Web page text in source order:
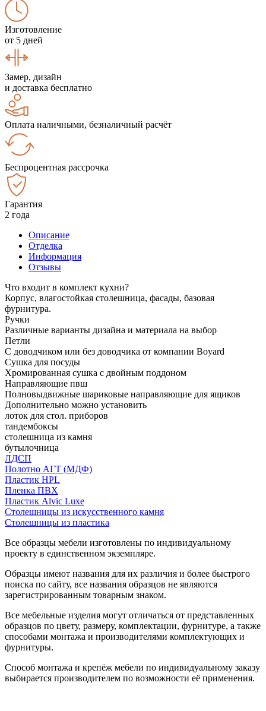
Изготовление
от 5 дней
Замер, дизайн
и доставка бесплатно
Оплата наличными, безналичный расчёт
Беспроцентная рассрочка
Гарантия
2 года
Описание
Отделка
Информация
Отзывы
Что входит в комплект кухни?
Корпус, влагостойкая столешница, фасады, базовая
фурнитура.
Ручки
Различные варианты дизайна и материала на выбор
Петли
С доводчиком или без доводчика от компании Boyard
Сушка для посуды
Хромированная сушка с двойным поддоном
Направляющие пвш
Полновыдвижные шариковые направляющие для ящиков
Дополнительно можно установить
лоток для стол. приборов
тандембоксы
столешница из камня
бутылочница
ЛДСП
Полотно АГТ (МДФ)
Пластик HPL
Пленка ПВХ
Пластик Alvic Luxe
Столешницы из искусственного камня
Столешницы из пластика
Все образцы мебели изготовлены по индивидуальному
проекту в единственном экземпляре.
Образцы имеют названия для их различия и более быстрого
поиска по сайту, все названия образцов не являются
зарегистрированным товарным знаком.
Все мебельные изделия могут отличаться от представленных
образцов по цвету, размеру, комплектации, фурнитуре, а также
способами монтажа и производителями комплектующих и
фурнитуры.
Способ монтажа и крепёж мебели по индивидуальному заказу
выбирается производителем по возможности её применения.